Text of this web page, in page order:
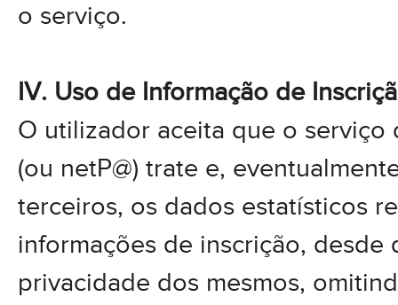
o serviço.
IV. Uso de Informação de
O utilizador aceita que o serviço
(ou netP@) trate e,
terceiros, os dados estatísticos
informações de inscrição, desde
privacidade dos mesmos,